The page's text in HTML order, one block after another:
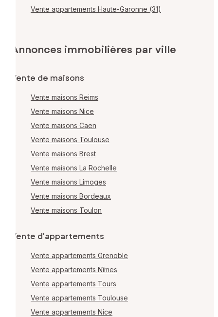
Vente appartements Haute-Garonne (31)
Annonces immobilières par ville
Vente de maisons
Vente maisons Reims
Vente maisons Nice
Vente maisons Caen
Vente maisons Toulouse
Vente maisons Brest
Vente maisons La Rochelle
Vente maisons Limoges
Vente maisons Bordeaux
Vente maisons Toulon
Vente d'appartements
Vente appartements Grenoble
Vente appartements Nîmes
Vente appartements Tours
Vente appartements Toulouse
Vente appartements Nice